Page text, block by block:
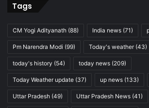
Tags
CM Yogi Adityanath (88) India news (71)
Pm Narendra Modi (99) Today's weather(43)
today's history (54) today news (209)
Today Weather update (37) up news (133)
Uttar Pradesh (49) Uttar Pradesh News (41)